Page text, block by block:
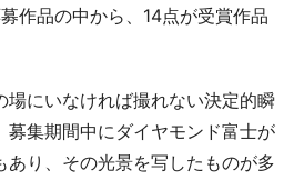
作品の中から、14点が受賞作品
にいなければ撮れない決定的瞬
募集期間中にダイヤモンド富士が
あり、その光景を写したものが多